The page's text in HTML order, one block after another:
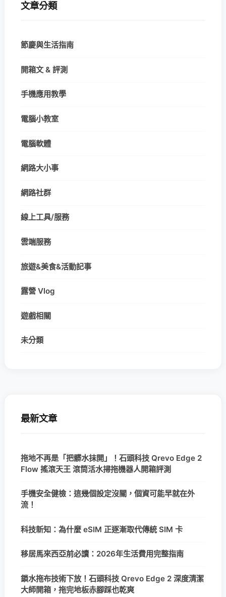
文章分類
節慶與生活指南
開箱文 & 評測
手機應用教學
電腦小教室
電腦軟體
網路大小事
網路社群
線上工具/服務
雲端服務
旅遊&美食&活動記事
露營 Vlog
遊戲相關
未分類
最新文章
拖地不再是「把髒水抹開」！石頭科技 Qrevo Edge 2
Flow 搖滾天王 滾筒活水掃拖機器人開箱評測
手機安全健檢：這幾個設定沒關，個資可能早就在外
流！
科技新知：為什麼 eSIM 正逐漸取代傳統 SIM 卡
移居馬來西亞前必讀：2026年生活費用完整指南
鎖水拖布技術下放！石頭科技 Qrevo Edge 2 深度清潔
大師開箱，拖完地板赤腳踩也乾爽